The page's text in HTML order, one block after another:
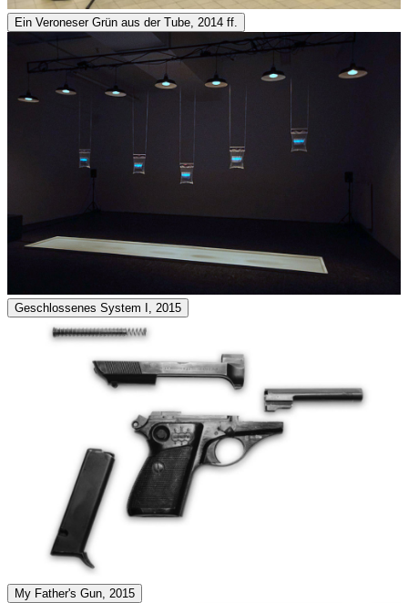
Ein Veroneser Grün aus der Tube, 2014 ff.
Geschlossenes System I, 2015
My Father's Gun, 2015